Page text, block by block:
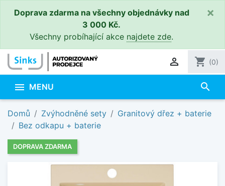
Doprava zdarma na všechny objednávky nad
3 000 Kč.
Všechny probíhající akce najdete zde.
×
 shopping_cart (0)
 MENU search
Domů Zvýhodněné sety
Granitový dřez + baterie
Bez odkapu + baterie
DOPRAVA ZDARMA